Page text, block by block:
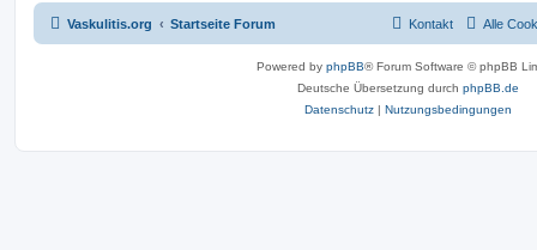
Vaskulitis.org Startseite Forum Alle
Kontakt
Powered by phpBB® Forum Software © phpBB
Deutsche Übersetzung durch phpBB.de
Datenschutz | Nutzungsbedingungen